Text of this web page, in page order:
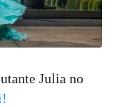
Julia no